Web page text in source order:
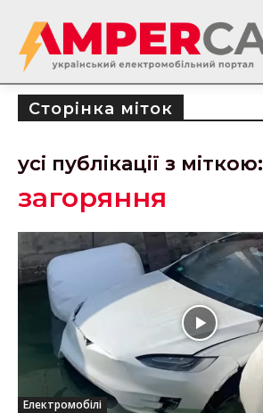
Сторінка міток
усі публікації з міткою:
загоряння
Електромобілі